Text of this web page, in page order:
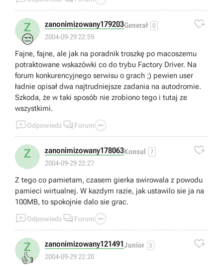
Z
😒
zanonimizowany179203Generał 0
2004-09-29 22:59

Fajne, fajne, ale jak na poradnik troszkę po macoszemu
potraktowane wskazówki co do trybu Factory Driver. Na
forum konkurencyjnego serwisu o grach ;) pewien user
ładnie opisał dwa najtrudniejsze zadania na autodromie.
Szkoda, że w taki sposób nie zrobiono tego i tutaj ze
wszystkimi.
Odpowiedz  Forum 
Z zanonimizowany178063Konsul 7
2004-09-29 22:27

Z tego co pamietam, czasem gierka swirowala z powodu
pamieci wirtualnej. W kazdym razie, jak ustawilo sie ja na
100MB, to spokojnie dalo sie grac.
Odpowiedz  Forum 
Z
👍
zanonimizowany121491Junior 3
2004-09-29 22:20
